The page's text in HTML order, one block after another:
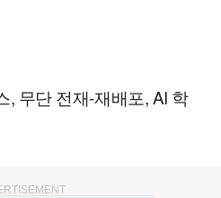
, 무단 전재-재배포, AI 학